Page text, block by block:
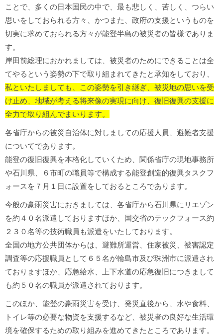
ことで、多くの日本国民の中で、最も悲しく、苦しく、つらい
思いをしておられる方々、かつまた、政府の支援というものを
切実に求めておられる方々が能登半島の被災者の皆様でありま
す。
岸田前総理におかれましては、被災者のためにできることは全
てやるという姿勢の下で取り組まれてきたと承知をしており、
私といたしましても、この姿勢を引き継ぎ、被災地の思いを受
け止め、地域が考える将来像の実現に向け、復旧復興の支援に
全力で取り組んでまいります。
各省庁からの被災自治体に対しましての応援人員、避難者支援
についてであります。
能登の復旧復興を本格化していくため、関係省庁の現地事務所
や石川県、６市町の職員等で構成する能登創造的復興タスクフ
ォースを７月１日に設置をしておるところであります。
今般の豪雨災害におきましては、各省庁から石川県にリエゾン
を約４０名派遣しておりますほか、国交省のテックフォース約
２３０名等の技術職員も派遣をいたしております。
全国の地方公共団体からは、避難所運営、住家被災、被害認定
調査等の応援職員として６５名が輪島市及び珠洲市に派遣され
ておりますほか、応急給水、上下水道の応急復旧につきまして
も約５０名の職員が派遣されております。
このほか、能登の豪雨災害を受け、発災直後から、水や食料、
トイレ等の必要な物資を支援するなど、被災者の良好な生活環
境を確保するための取り組みを進めてきたところであります。